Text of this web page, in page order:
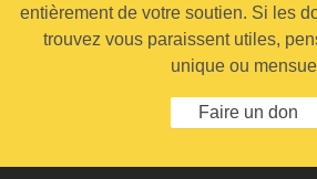
entièrement de votre soutien. Si les
trouvez vous paraissent utiles,
unique ou
Faire un don